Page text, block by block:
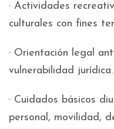
· Actividades
culturales con fines
· Orientación legal
vulnerabilidad jurídica.
· Cuidados básicos
personal, movilidad,